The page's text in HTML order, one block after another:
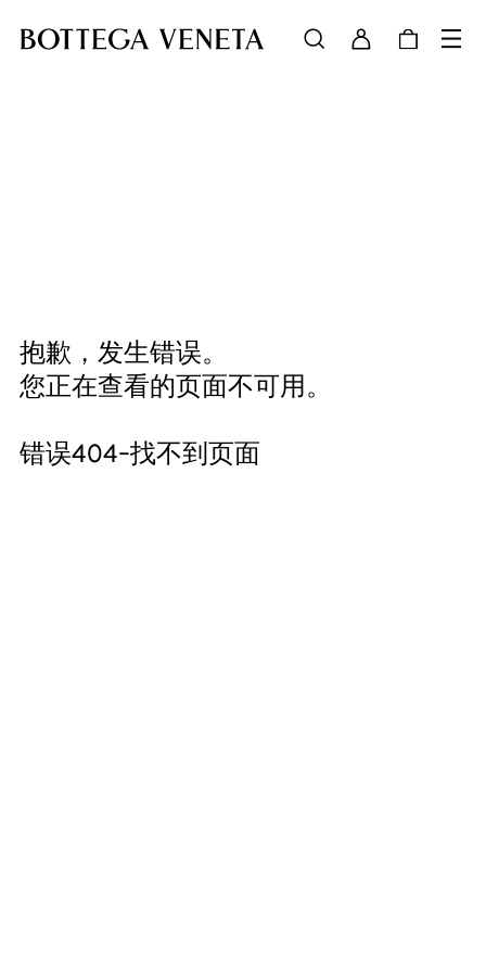
抱歉，发生错误。
您正在查看的页面不可用。
错误404-找不到页面